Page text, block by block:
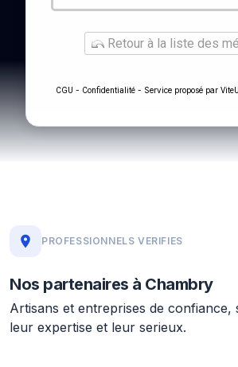
Retour à la liste des
CGU - Confidentialité - Service proposé par
PROFESSIONNELS VERIFIES
Nos partenaires à Chambry
Artisans et entreprises de confiance,
leur expertise et leur serieux.